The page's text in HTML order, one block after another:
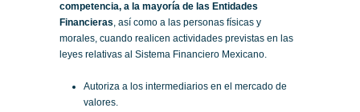
competencia, a la mayoría de las Entidades
Financieras, así como a las personas físicas y
morales, cuando realicen actividades previstas en las
leyes relativas al Sistema Financiero Mexicano.
Autoriza a los intermediarios en el mercado de
valores.